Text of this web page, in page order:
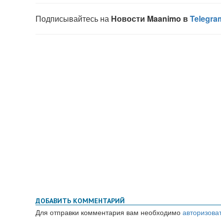
ДОБАВИТЬ КОММЕНТАРИЙ
Для отправки комментария вам необходимо